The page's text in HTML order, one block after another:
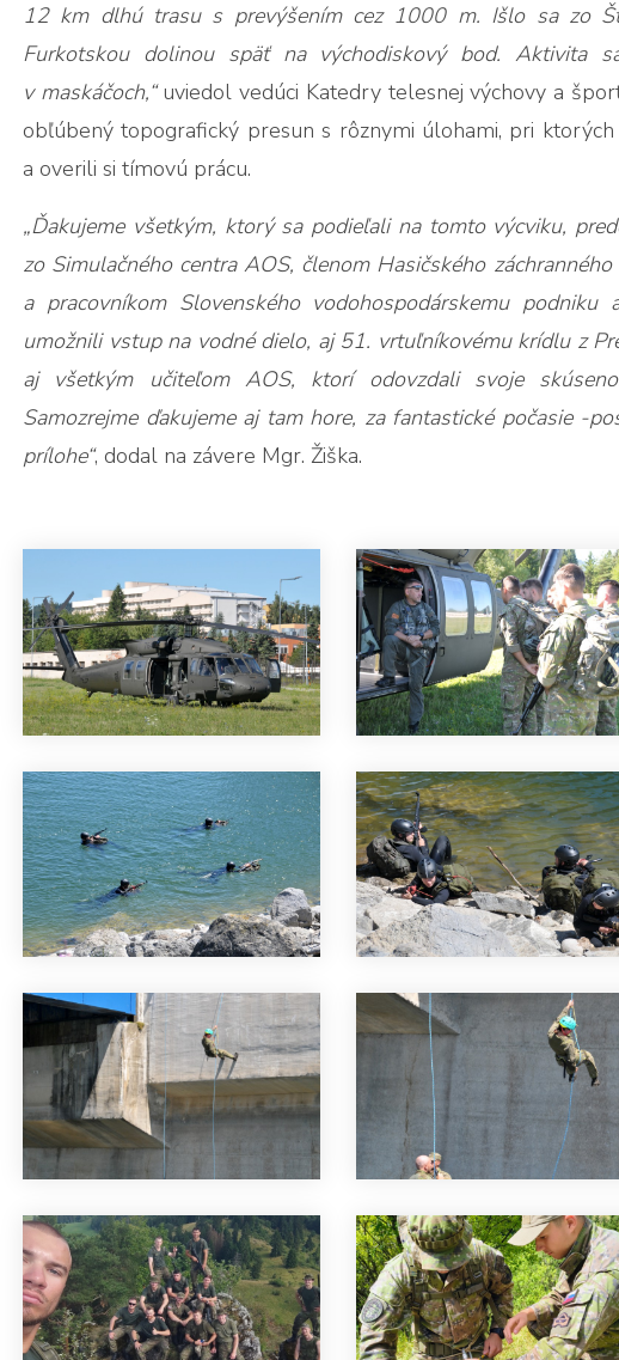
12 km dlhú trasu s prevýšením cez 1000 m. Išlo sa zo
Furkotskou dolinou späť na východiskový bod. Aktivita
v maskáčoch,“uviedol vedúci Katedry telesnej výchovy a
obľúbený topografický presun s rôznymi úlohami, pri
a overili si tímovú prácu.
„Ďakujeme všetkým, ktorý sa podieľali na tomto výcviku,
zo Simulačného centra AOS, členom Hasičského
a pracovníkom Slovenského vodohospodárskemu
umožnili vstup na vodné dielo, aj 51. vrtuľníkovému krídlu z
aj všetkým učiteľom AOS, ktorí odovzdali svoje
Samozrejme ďakujeme aj tam hore, za fantastické počasie -
prílohe“, dodal na závere Mgr. Žiška.